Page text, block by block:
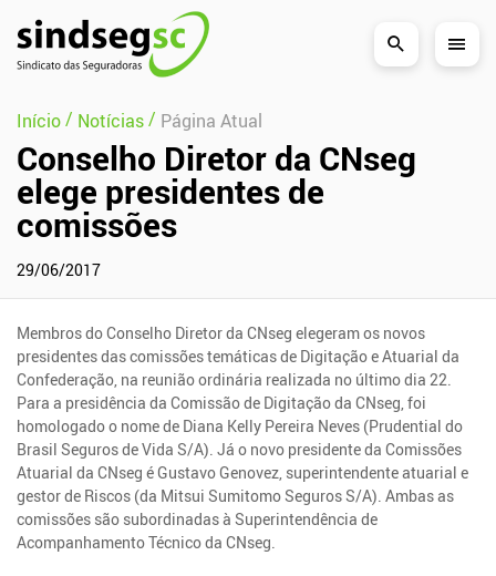
Pular Navegação (s)
Início/ Notícias/ Página Atual
Conselho Diretor da CNseg
elege presidentes de
comissões
29/06/2017
Membros do Conselho Diretor da CNseg elegeram os novos
presidentes das comissões temáticas de Digitação e Atuarial da
Confederação, na reunião ordinária realizada no último dia 22.
Para a presidência da Comissão de Digitação da CNseg, foi
homologado o nome de Diana Kelly Pereira Neves (Prudential do
Brasil Seguros de Vida S/A). Já o novo presidente da Comissões
Atuarial da CNseg é Gustavo Genovez, superintendente atuarial e
gestor de Riscos (da Mitsui Sumitomo Seguros S/A). Ambas as
comissões são subordinadas à Superintendência de
Acompanhamento Técnico da CNseg.